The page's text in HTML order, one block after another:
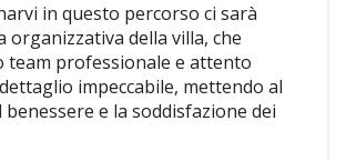
in questo percorso ci sarà
organizzativa della villa, che
team professionale e attento
impeccabile, mettendo al
e la soddisfazione dei